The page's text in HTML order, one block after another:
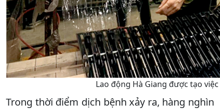
Lao động Hà Giang được tạo
Trong thời điểm dịch bệnh xảy ra, hàng nghìn